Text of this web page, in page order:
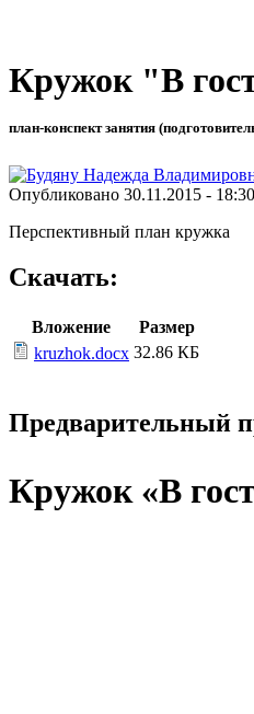
Кружок "В
план-конспект занятия
Опубликовано 30.11.2015 -
Перспективный план кружка
Скачать:
Вложение
Размер
kruzhok.docx 32.86 КБ
Предварительный
Кружок «В